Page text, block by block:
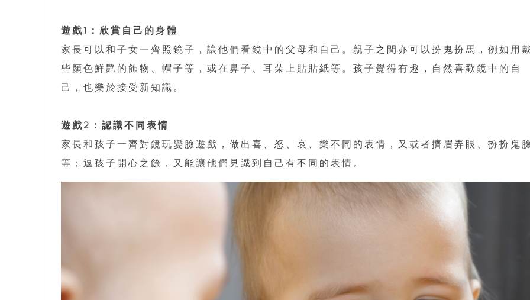
遊戲1：欣賞自己的身體
家長可以和子女一齊照鏡子，讓他們看鏡中的父母和自己。親子之間亦可以扮鬼扮馬，例如用
些顏色鮮艷的飾物、帽子等，或在鼻子、耳朵上貼貼紙等。孩子覺得有趣，自然喜歡鏡中的自
己，也樂於接受新知識。
遊戲2：認識不同表情
家長和孩子一齊對鏡玩變臉遊戲，做出喜、怒、哀、樂不同的表情，又或者擠眉弄眼、扮扮鬼臉
等；逗孩子開心之餘，又能讓他們見識到自己有不同的表情。